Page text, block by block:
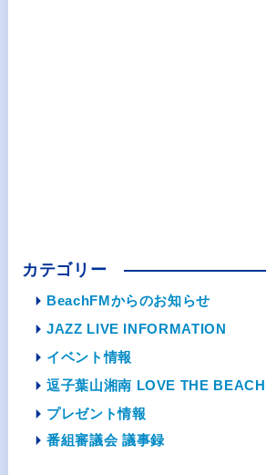
カテゴリー
BeachFMからのお知らせ
JAZZ LIVE INFORMATION
イベント情報
逗子葉山湘南 LOVE THE
プレゼント情報
番組審議会 議事録